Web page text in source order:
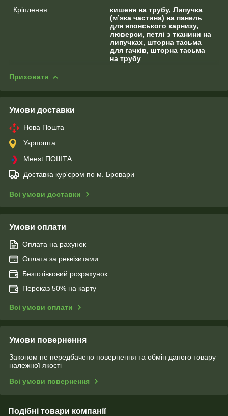
Кріплення:
кишеня на трубу, Липучка
(м’яка частина) на панель
для японського карнизу,
люверси, петлі з тканини на
липучках, шторна тасьма
для гачків, шторна тасьма
на трубу
Приховати
Умови доставки
Нова Пошта
Укрпошта
Meest ПОШТА
Доставка кур'єром по м. Бровари
Всі умови доставки
Умови оплати
Оплата на рахунок
Оплата за реквізитами
Безготівковий розрахунок
Переказ 50% на карту
Всі умови оплати
Умови повернення
Законом не передбачено повернення та обмін даного товару
належної якості
Всі умови повернення
Подібні товари компанії